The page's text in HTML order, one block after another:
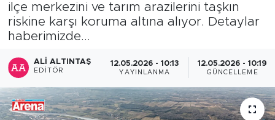
ilçe merkezini ve tarım arazilerini taşkın
riskine karşı koruma altına alıyor. Detaylar
haberimizde...
ALI ALTINTAŞ
EDITÖR
12.05.2026 - 10:13
YAYINLANMA
12.05.2026 - 10:19
GÜNCELLEME
Haber Arşivi